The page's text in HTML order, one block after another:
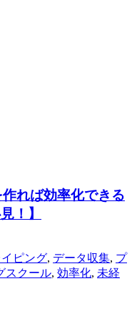
れば効率化できる
！】
ピング, データ収集, プ
スクール, 効率化, 未経